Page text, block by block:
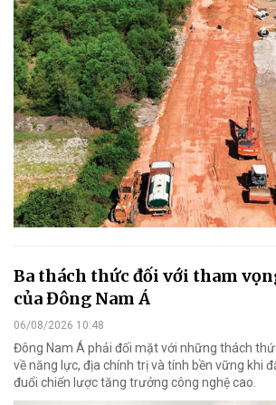
Ba thách thức đối với tham
của Đông Nam Á
06/08/2026 10:48
Đông Nam Á phải đối mặt với những thách
về năng lực, địa chính trị và tính bền vững khi
đuổi chiến lược tăng trưởng công nghệ cao.